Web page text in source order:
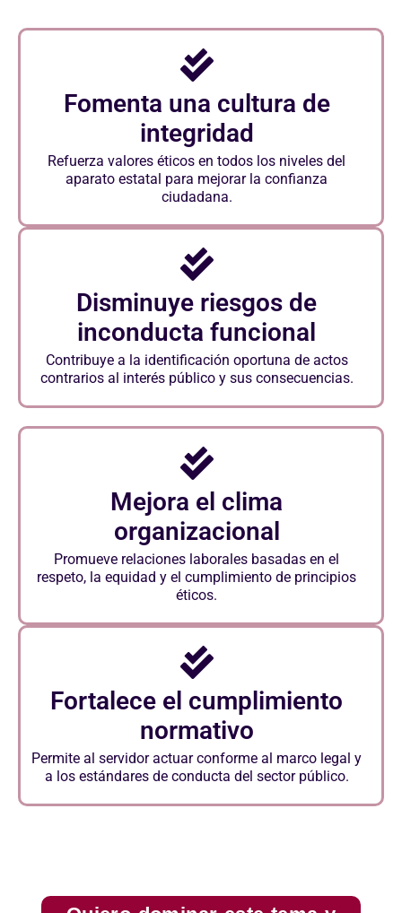
Fomenta una cultura de
integridad
Refuerza valores éticos en todos los niveles del
aparato estatal para mejorar la confianza
ciudadana.
Disminuye riesgos de
inconducta funcional
Contribuye a la identificación oportuna de actos
contrarios al interés público y sus consecuencias.
Mejora el clima
organizacional
Promueve relaciones laborales basadas en el
respeto, la equidad y el cumplimiento de principios
éticos.
Fortalece el cumplimiento
normativo
Permite al servidor actuar conforme al marco legal y
a los estándares de conducta del sector público.